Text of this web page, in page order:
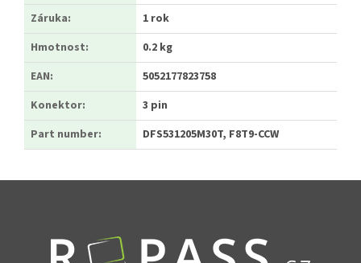
Záruka:
1 rok
Hmotnost:
0.2 kg
EAN:
5052177823758
Konektor:
3 pin
Part number: DFS531205M30T, F8T9-CCW